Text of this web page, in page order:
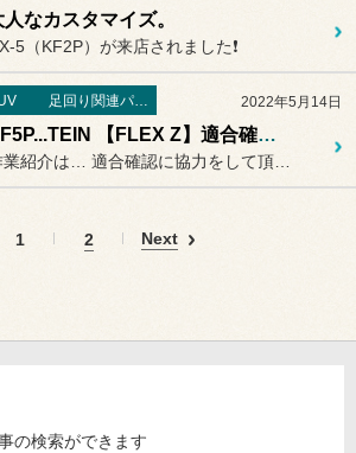
なカスタマイズ。
5（KF2P）が来店されました❗️
足回り関連パーツ 2022年5月14日
CX-5 KF5P...TEIN 【FLEX Z】適合確認。
1 2 Next
の検索ができます